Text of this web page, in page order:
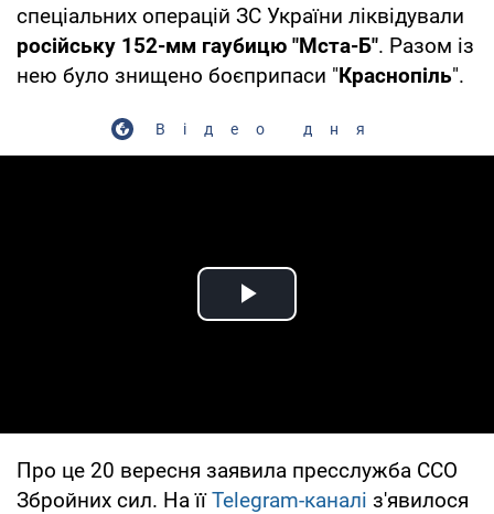
спеціальних операцій ЗС України ліквідували
російську 152-мм гаубицю "Мста-Б". Разом із
нею було знищено боєприпаси "Краснопіль".
Відео дня
Play Video
Про це 20 вересня заявила пресслужба ССО
Збройних сил. На їїTelegram-каналі з'явилося